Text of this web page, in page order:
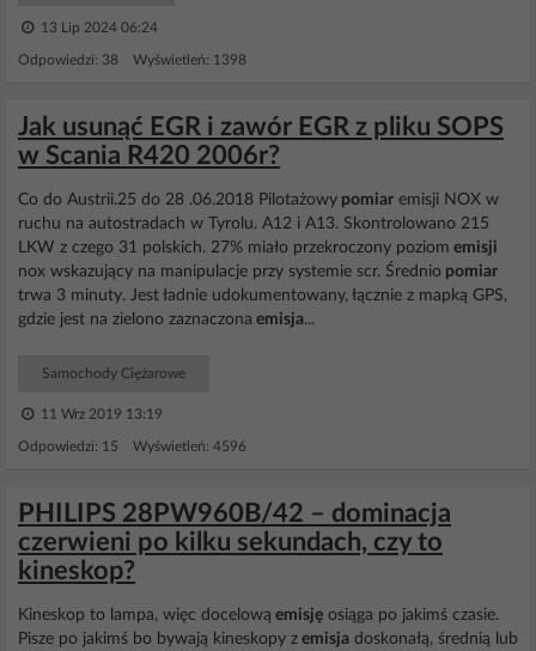
13 Lip 2024 06:24
Odpowiedzi: 38 Wyświetleń: 1398
Jak usunąć EGR i zawór EGR z pliku SOPS
w Scania R420 2006r?
Co do Austrii.25 do 28 .06.2018 Pilotażowy pomiar emisji NOX w
ruchu na autostradach w Tyrolu. A12 i A13. Skontrolowano 215
LKW z czego 31 polskich. 27% miało przekroczony poziom emisji
nox wskazujący na manipulacje przy systemie scr. Średnio pomiar
trwa 3 minuty. Jest ładnie udokumentowany, łącznie z mapką GPS,
gdzie jest na zielono zaznaczona emisja...
Samochody Ciężarowe
11 Wrz 2019 13:19
Odpowiedzi: 15 Wyświetleń: 4596
PHILIPS 28PW960B/42 – dominacja
czerwieni po kilku sekundach, czy to
kineskop?
Kineskop to lampa, więc docelową emisję osiąga po jakimś czasie.
Pisze po jakimś bo bywają kineskopy z emisja doskonałą, średnią lub